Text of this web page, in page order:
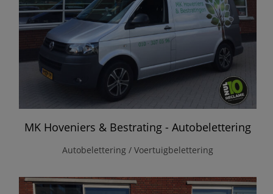
MK Hoveniers & Bestrating - Autobelettering
Autobelettering / Voertuigbelettering